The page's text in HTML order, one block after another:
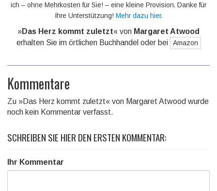
ich – ohne Mehrkosten für Sie! – eine kleine Provision. Danke für
Ihre Unterstützung! Mehr dazu hier.
»Das Herz kommt zuletzt« von Margaret Atwood
erhalten Sie im örtlichen Buchhandel oder bei
Amazon
Kommentare
Zu »Das Herz kommt zuletzt« von Margaret Atwood wurde
noch kein Kommentar verfasst.
SCHREIBEN SIE HIER DEN ERSTEN KOMMENTAR:
Ihr Kommentar